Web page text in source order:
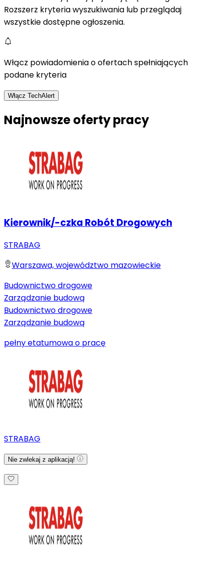
Rozszerz kryteria wyszukiwania lub przeglądaj
wszystkie dostępne ogłoszenia.
Włącz powiadomienia o ofertach spełniających
podane kryteria
Włącz TechAlert
Najnowsze oferty pracy
Kierownik/-czka Robót Drogowych
STRABAG
Warszawa, województwo mazowieckie
Budownictwo drogowe
Zarządzanie budową
Budownictwo drogowe
Zarządzanie budową
pełny etatumowa o pracę
STRABAG
Nie zwlekaj z aplikacją!